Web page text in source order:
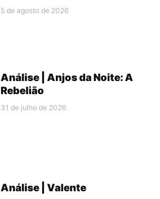
5 de agosto de 2026
Análise | Anjos da Noite: A
Rebelião
31 de julho de 2026
Análise | Valente